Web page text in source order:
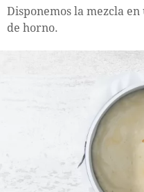
Disponemos la mezcla
de horno.